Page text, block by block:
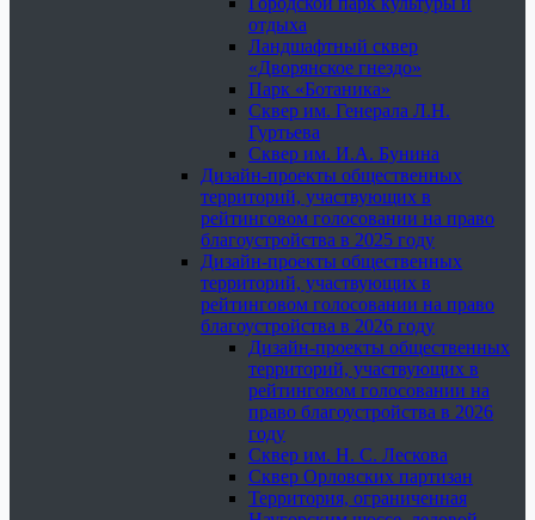
отдыха
Ландшафтный сквер
«Дворянское гнездо»
Парк «Ботаника»
Сквер им. Генерала Л.Н.
Гуртьева
Сквер им. И.А. Бунина
Дизайн-проекты общественных
территорий, участвующих в
рейтинговом голосовании на право
благоустройства в 2025 году
Дизайн-проекты общественных
территорий, участвующих в
рейтинговом голосовании на право
благоустройства в 2026 году
Дизайн-проекты общественных
территорий, участвующих в
рейтинговом голосовании на
право благоустройства в 2026
году
Сквер им. Н. С. Лескова
Сквер Орловских партизан
Территория, ограниченная